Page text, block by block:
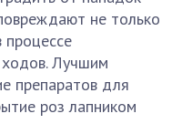
не только
процессе
ходов. Лучшим
препаратов для
роз лапником